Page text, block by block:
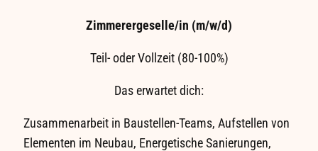
Zimmerergeselle/in (m/w/d)
Teil- oder Vollzeit (80-100%)
Das erwartet dich:
Zusammenarbeit in Baustellen-Teams, Aufstellen von
Elementen im Neubau, Energetische Sanierungen,